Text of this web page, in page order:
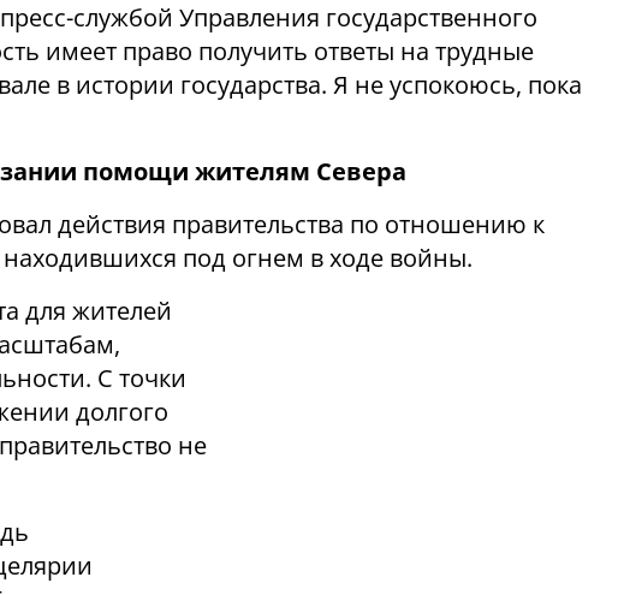
службой Управления государственного
имеет право получить ответы на трудные
в истории государства. Я не успокоюсь, пока
помощи жителям Севера
действия правительства по отношению к
под огнем в ходе войны.
для жителей
С точки
долгого
не